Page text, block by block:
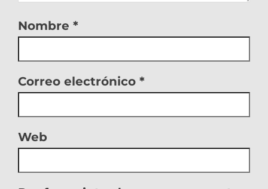
Nombre *
Correo electrónico *
Web